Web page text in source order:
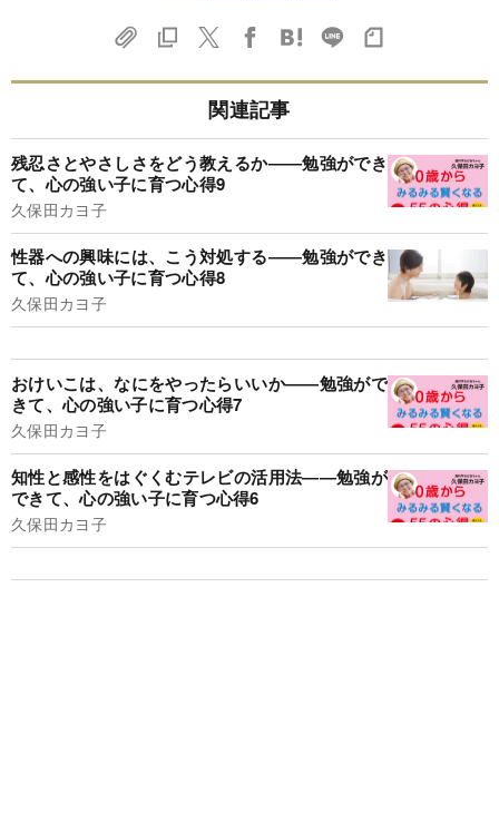
関連記事
残忍さとやさしさをどう教えるか――勉強ができ
て、心の強い子に育つ心得9
久保田カヨ子
性器への興味には、こう対処する――勉強ができ
て、心の強い子に育つ心得8
久保田カヨ子
おけいこは、なにをやったらいいか――勉強がで
きて、心の強い子に育つ心得7
久保田カヨ子
知性と感性をはぐくむテレビの活用法――勉強が
できて、心の強い子に育つ心得6
久保田カヨ子